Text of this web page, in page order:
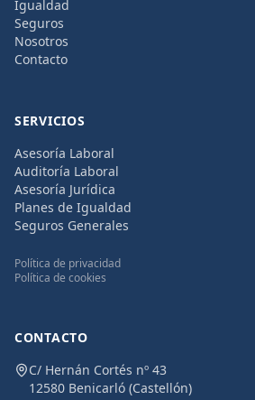
Igualdad
Seguros
Nosotros
Contacto
SERVICIOS
Asesoría Laboral
Auditoría Laboral
Asesoría Jurídica
Planes de Igualdad
Seguros Generales
Política de privacidad
Política de cookies
CONTACTO
C/ Hernán Cortés nº 43
12580 Benicarló (Castellón)